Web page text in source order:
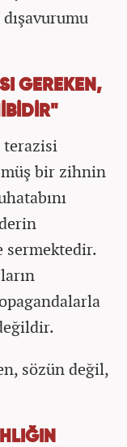
dışavurumu
GEREKEN,
terazisi
bir zihnin
sözün değil,